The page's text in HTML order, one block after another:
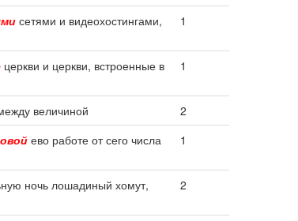
сетями и видеохостингами,
1
церкви и церкви, встроенные в
1
величиной
2
ево работе от сего числа
1
ночь лошадиный хомут,
2